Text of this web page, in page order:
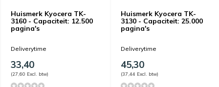
Huismerk Kyocera TK-
3160 - Capaciteit: 12.500
pagina's
Deliverytime
33,40
(27,60 Excl. btw)
Huismerk Kyocera TK-
3130 - Capaciteit: 25.000
pagina's
Deliverytime
45,30
(37,44 Excl. btw)